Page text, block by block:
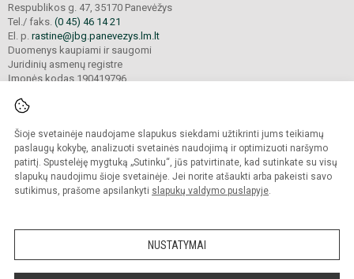
Šioje svetainėje naudojame slapukus siekdami užtikrinti jums teikiamų
paslaugų kokybę, analizuoti svetainės naudojimą ir optimizuoti naršymo
patirtį. Spustelėję mygtuką „Sutinku“, jūs patvirtinate, kad sutinkate su visų
slapukų naudojimu šioje svetainėje. Jei norite atšaukti arba pakeisti savo
sutikimus, prašome apsilankyti slapukų valdymo puslapyje.
NUSTATYMAI
Respublikos g. 47, 35170 Panevėžys
Tel./ faks. (0 45) 46 14 21
El. p. rastine@jbg.panevezys.lm.lt
Duomenys kaupiami ir saugomi
Juridinių asmenų registre
Įmonės kodas 190419796
© 2026. Panevėžio Juozo Balčikonio gimnazija. Visos teisės saugomos.
Kopijuoti turinį be raštiško gimnazijos sutikimo griežtai draudžiama.
Prieinamumo paraiška Slapukų politika
Sumanus būdas atnaujinti